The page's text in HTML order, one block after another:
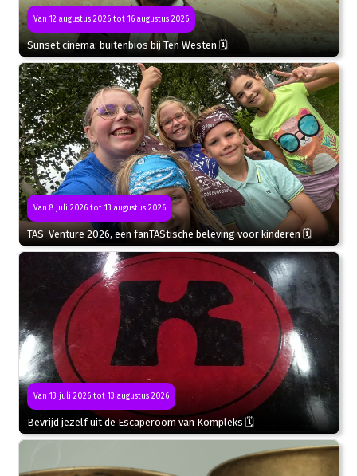
Van 12 augustus 2026 tot 16 augustus 2026
Sunset cinema: buitenbios bij Ten Westen 🗓
Van 8 juli 2026 tot 13 augustus 2026
TAS-Venture 2026, een fanTAStische beleving voor kinderen 🗓
Van 13 juli 2026 tot 13 augustus 2026
Bevrijd jezelf uit de Escaperoom van Kompleks 🗓